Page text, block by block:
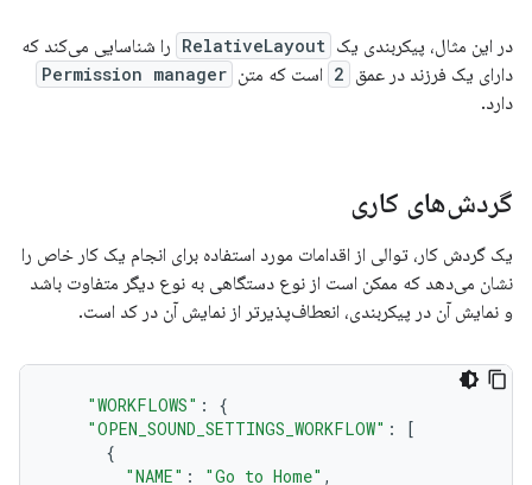
در این مثال، پیکربندی یک RelativeLayout را شناسایی می‌کند که
دارای یک فرزند در عمق 2 است که متن Permission manager
دارد.
گردش‌های کاری
یک گردش کار، توالی از اقدامات مورد استفاده برای انجام یک کار خاص را
نشان می‌دهد که ممکن است از نوع دستگاهی به نوع دیگر متفاوت باشد
و نمایش آن در پیکربندی، انعطاف‌پذیرتر از نمایش آن در کد است.
"WORKFLOWS" :
{
"OPEN_SOUND_SETTINGS_WORKFLOW" :
[
{
"NAME" : "Go to Home" ,